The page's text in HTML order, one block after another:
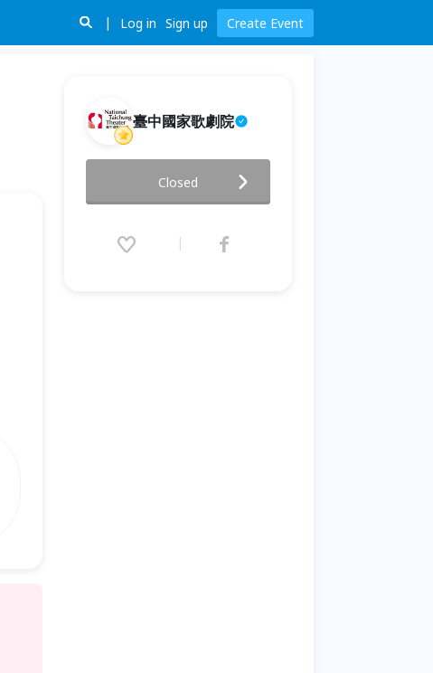
Log in Sign up Create Event
臺中國家歌劇院
2026.07.21 (Tue) 10:00 - 07.26
Closed